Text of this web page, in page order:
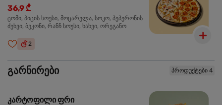
36,9 ₾
ცომი, პიცის სოუსი, მოცარელა, სოკო, პეპერონის
ძეხვი, ბეკონი, რანჩ სოუსი, ხახვი, ორეგანო
2
გარნირები პროდუქტები 4
კარტოფილი ფრი